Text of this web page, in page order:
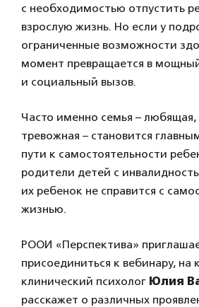
с необходимостью отпустить
взрослую жизнь. Но если у
ограниченные возможности
момент превращается в
и социальный вызов.
Часто именно семья – любящая,
тревожная – становится
пути к самостоятельности
родители детей с
их ребенок не справится с
жизнью.
РООИ «Перспектива»
присоединиться к вебинару, на
клинический психолог Юлия
расскажет о различных